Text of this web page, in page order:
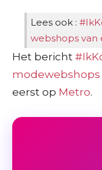
Lees ook :
webshops van
Het bericht
eerst op Metro.